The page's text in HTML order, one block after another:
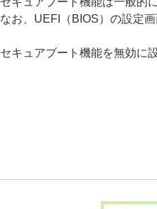
なお、UEFI（BIOS）の設定
セキュアブート機能を無効に